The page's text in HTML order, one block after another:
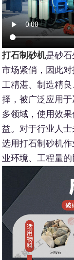
打石制砂机是砂
市场紧俏，因此
工精湛、制造精
择，被广泛应用
多领域，使用效
益。对于行业人
选用打石制砂机
业环境、工程量的